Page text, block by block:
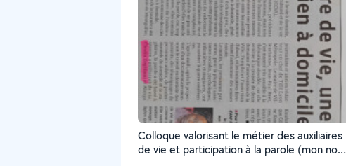
Colloque valorisant le métier des auxiliaires
de vie et participation à la parole (mon nom